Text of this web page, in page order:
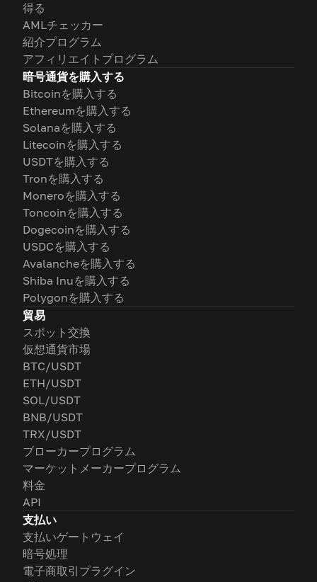
得る
AMLチェッカー
紹介プログラム
アフィリエイトプログラム
暗号通貨を購入する
Bitcoinを購入する
Ethereumを購入する
Solanaを購入する
Litecoinを購入する
USDTを購入する
Tronを購入する
Moneroを購入する
Toncoinを購入する
Dogecoinを購入する
USDCを購入する
Avalancheを購入する
Shiba Inuを購入する
Polygonを購入する
貿易
スポット交換
仮想通貨市場
BTC/USDT
ETH/USDT
SOL/USDT
BNB/USDT
TRX/USDT
ブローカープログラム
マーケットメーカープログラム
料金
API
支払い
支払いゲートウェイ
暗号処理
電子商取引プラグイン